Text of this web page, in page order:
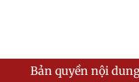
nội dung thuộc